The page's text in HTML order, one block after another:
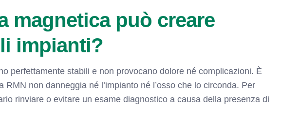
magnetica può creare
impianti?
perfettamente stabili e non provocano dolore né complicazioni. È
RMN non danneggia né l’impianto né l’osso che lo circonda. Per
rinviare o evitare un esame diagnostico a causa della presenza di